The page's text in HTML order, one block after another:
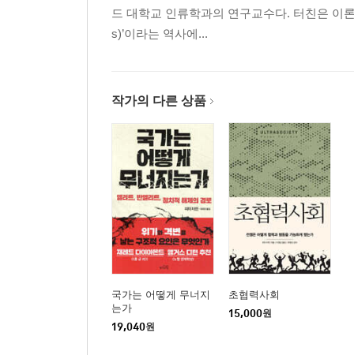
드 대학교 인류학과의 연구교수다. 터친은 이
s)’이라는 역사에...
작가의 다른 상품
국가는 어떻게 무너지
는가
19,040원
초협력사회
15,000원